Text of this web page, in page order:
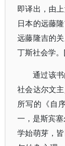
即译出，由
日本的远藤
远藤隆吉的
丁斯社会学
通过该
社会达尔文
所写的《自
一，是斯宾
学始萌芽，